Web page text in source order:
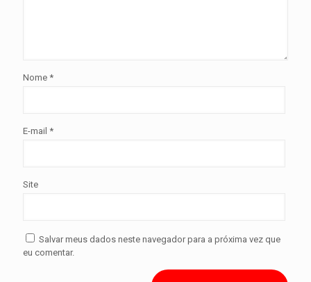
Nome *
E-mail *
Site
Salvar meus dados neste navegador para a próxima vez que
eu comentar.